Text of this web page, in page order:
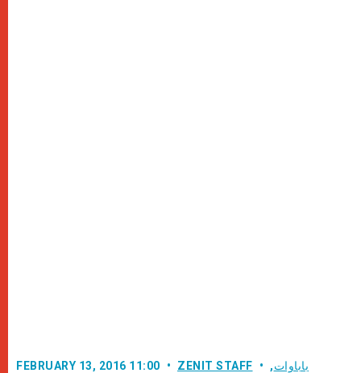
FEBRUARY 13, 2016 11:00 ZENIT STAFF باباوات,